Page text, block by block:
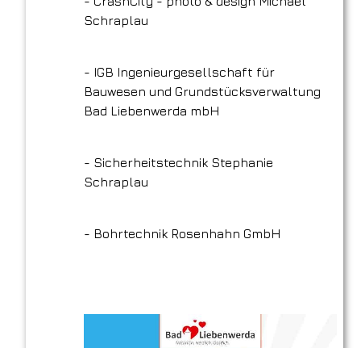
Schraplau
- IGB Ingenieurgesellschaft für
Bauwesen und Grundstücksverwaltung
Bad Liebenwerda mbH
- Sicherheitstechnik Stephanie
Schraplau
- Bohrtechnik Rosenhahn GmbH